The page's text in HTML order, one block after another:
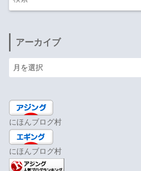
アーカイブ
にほんブログ村
にほんブログ村